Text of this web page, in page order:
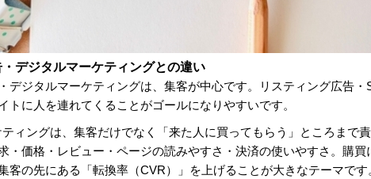
デジタルマーケティングとの違い
デジタルマーケティングは、集客が中心です。リスティング広告・
トに人を連れてくることがゴールになりやすいです。
ィングは、集客だけでなく「来た人に買ってもらう」ところまで
・価格・レビュー・ページの読みやすさ・決済の使いやすさ。購
客の先にある「転換率（CVR）」を上げることが大きなテーマです